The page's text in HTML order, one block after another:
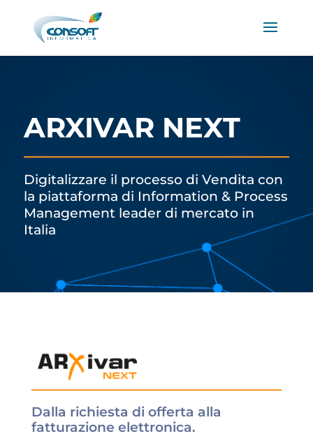
ARXIVAR NEXT
Digitalizzare il processo di Vendita con
la piattaforma di Information & Process
Management leader di mercato in
Italia
Dalla richiesta di offerta alla
fatturazione elettronica.